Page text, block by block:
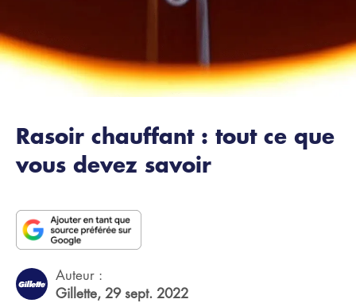
Rasoir chauffant : tout ce que
vous devez savoir
Auteur :
Gillette, 29 sept. 2022